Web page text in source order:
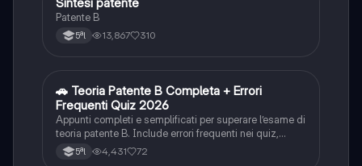
Altro
Sintesi patente
Patente B
5ªl 13,867 310
Altro
🚗 Teoria Patente B Completa + Errori
Frequenti Quiz 2026
Appunti completi e semplificati per superare l’esame di
teoria patente B. Include errori frequenti nei quiz,
spiegazioni chiare e schemi riassuntivi.
5ªl 4,431 72